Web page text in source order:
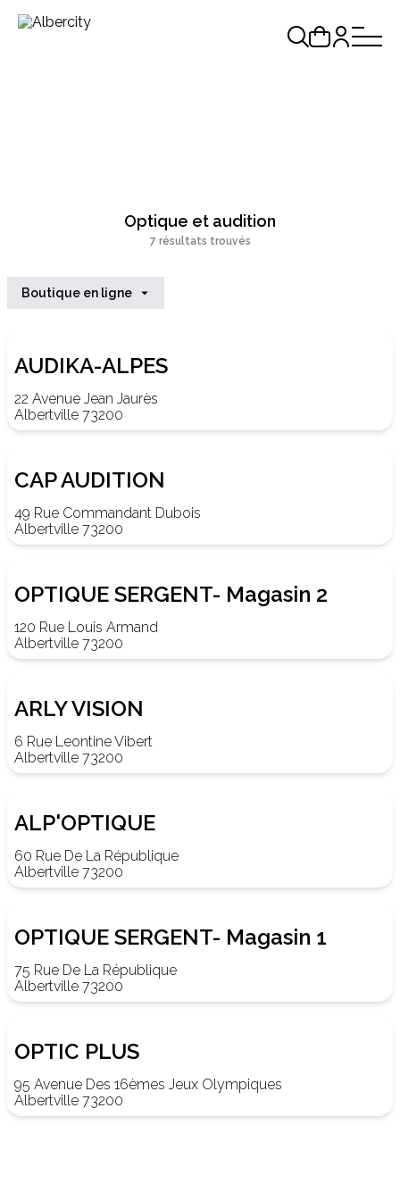
Optique et audition
7 résultats trouvés
Boutique en ligne
AUDIKA-ALPES
22 Avenue Jean Jaurès
Albertville 73200
CAP AUDITION
49 Rue Commandant Dubois
Albertville 73200
OPTIQUE SERGENT- Magasin 2
120 Rue Louis Armand
Albertville 73200
ARLY VISION
6 Rue Leontine Vibert
Albertville 73200
ALP'OPTIQUE
60 Rue De La République
Albertville 73200
OPTIQUE SERGENT- Magasin 1
75 Rue De La République
Albertville 73200
OPTIC PLUS
95 Avenue Des 16èmes Jeux Olympiques
Albertville 73200